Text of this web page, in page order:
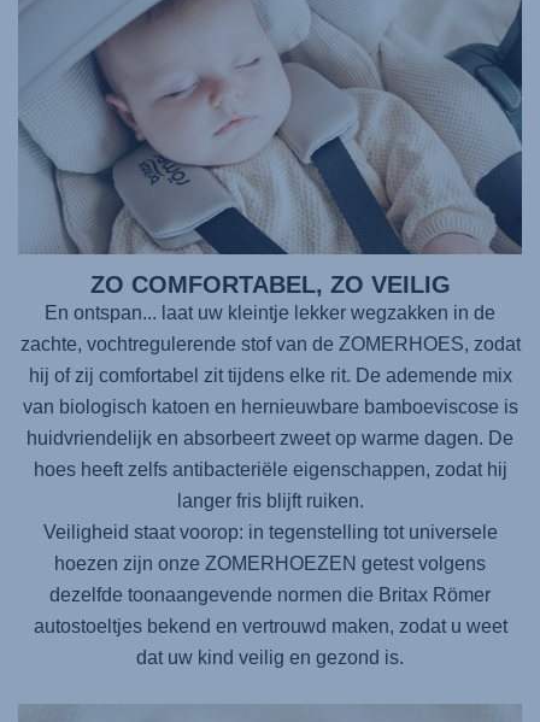
ZO COMFORTABEL, ZO VEILIG
En ontspan... laat uw kleintje lekker wegzakken in de
zachte, vochtregulerende stof van de ZOMERHOES, zodat
hij of zij comfortabel zit tijdens elke rit. De ademende mix
van biologisch katoen en hernieuwbare bamboeviscose is
huidvriendelijk en absorbeert zweet op warme dagen. De
hoes heeft zelfs antibacteriële eigenschappen, zodat hij
langer fris blijft ruiken.
Veiligheid staat voorop: in tegenstelling tot universele
hoezen zijn onze ZOMERHOEZEN getest volgens
dezelfde toonaangevende normen die Britax Römer
autostoeltjes bekend en vertrouwd maken, zodat u weet
dat uw kind veilig en gezond is.